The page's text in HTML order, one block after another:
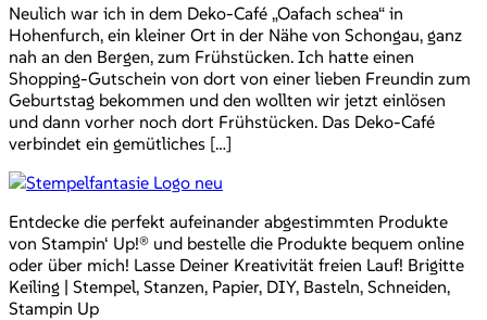
Neulich war ich in dem Deko-Café „Oafach schea“ in
Hohenfurch, ein kleiner Ort in der Nähe von Schongau, ganz
nah an den Bergen, zum Frühstücken. Ich hatte einen
Shopping-Gutschein von dort von einer lieben Freundin zum
Geburtstag bekommen und den wollten wir jetzt einlösen
und dann vorher noch dort Frühstücken. Das Deko-Café
verbindet ein gemütliches […]
Entdecke die perfekt aufeinander abgestimmten Produkte
von Stampin‘ Up!® und bestelle die Produkte bequem online
oder über mich! Lasse Deiner Kreativität freien Lauf! Brigitte
Keiling | Stempel, Stanzen, Papier, DIY, Basteln, Schneiden,
Stampin Up